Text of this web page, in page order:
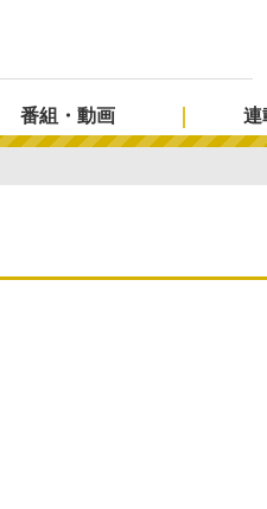
番組・動画 連